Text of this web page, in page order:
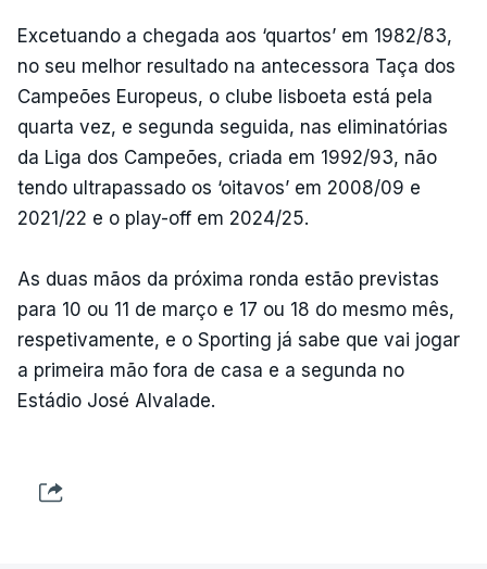
Excetuando a chegada aos ‘quartos’ em 1982/83,
no seu melhor resultado na antecessora Taça dos
Campeões Europeus, o clube lisboeta está pela
quarta vez, e segunda seguida, nas eliminatórias
da Liga dos Campeões, criada em 1992/93, não
tendo ultrapassado os ‘oitavos’ em 2008/09 e
2021/22 e o play-off em 2024/25.
As duas mãos da próxima ronda estão previstas
para 10 ou 11 de março e 17 ou 18 do mesmo mês,
respetivamente, e o Sporting já sabe que vai jogar
a primeira mão fora de casa e a segunda no
Estádio José Alvalade.